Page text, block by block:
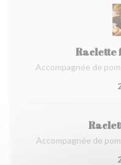
Raclette
Accompagnée de
Accompagnée de